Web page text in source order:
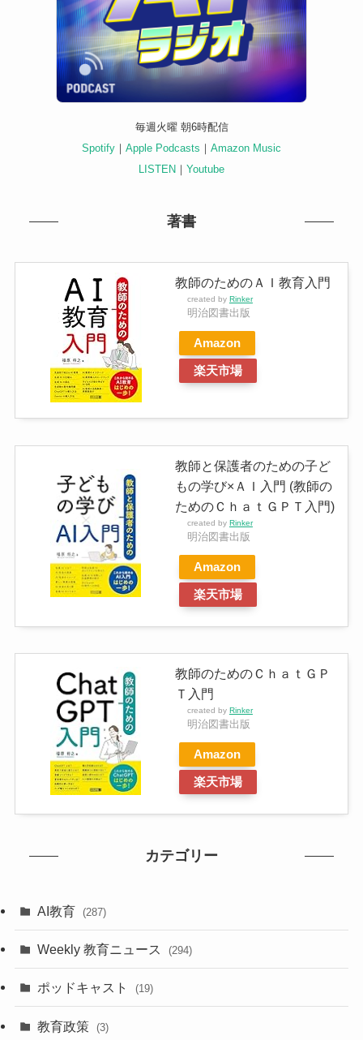
毎週火曜 朝6時配信
Spotify ｜ Apple Podcasts ｜ Amazon Music
LISTEN ｜ Youtube
著書
教師のためのＡＩ教育入門
created by Rinker
明治図書出版
Amazon
楽天市場
教師と保護者のための子ど
もの学び×ＡＩ入門 (教師の
ためのＣｈａｔＧＰＴ入門)
created by Rinker
明治図書出版
Amazon
楽天市場
教師のためのＣｈａｔＧＰ
Ｔ入門
created by Rinker
明治図書出版
Amazon
楽天市場
カテゴリー
AI教育 (287)
Weekly 教育ニュース (294)
ポッドキャスト (19)
教育政策 (3)